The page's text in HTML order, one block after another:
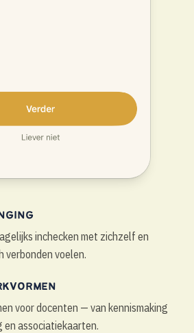
inchecken met zichzelf en
verbonden voelen.
voor docenten — van kennismaking
associatiekaarten.